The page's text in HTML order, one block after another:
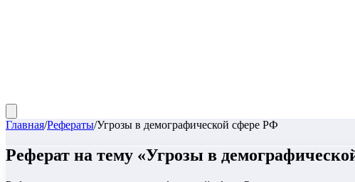
Главная/Рефераты/Угрозы в демографической сфере РФ
Реферат на тему «Угрозы в